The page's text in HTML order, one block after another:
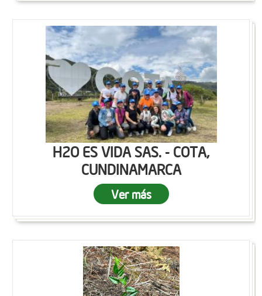
H2O ES VIDA SAS. - COTA,
CUNDINAMARCA
Ver más